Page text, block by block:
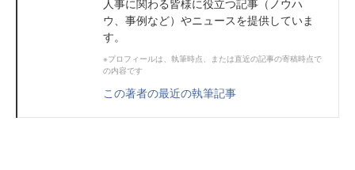
人事に関わる皆様に役立つ記事（ノウハ
ウ、事例など）やニュースを提供していま
す。
※プロフィールは、執筆時点、または直近の記事の寄稿時点で
の内容です
この著者の最近の執筆記事